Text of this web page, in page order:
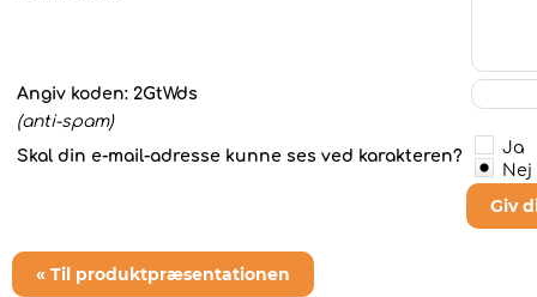
Angiv koden: 2GtWds
(anti-spam)
Skal din e-mail-adresse kunne ses ved karakteren?
Ja
Nej
Giv
« Til produktpræsentationen